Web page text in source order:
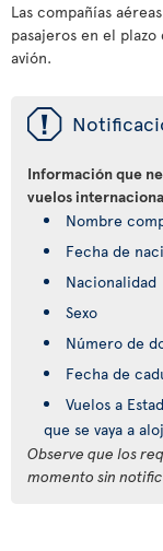
Las compañías
pasajeros en el
avión.
ü
Información que
vuelos
Nombre
Fecha de
Nacionalidad
Sexo
Número de
Fecha de
Vuelos a
que se vaya a
Observe que los
momento sin